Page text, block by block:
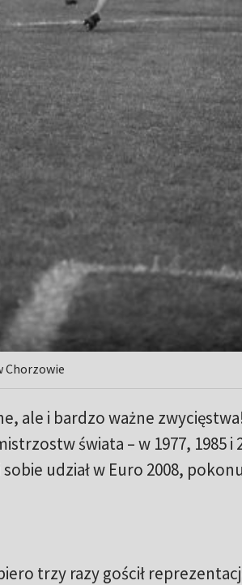
Chorzowie
ale i bardzo ważne
świata – w 1977, 1985 i
udział w Euro 2008,
trzy razy gościł